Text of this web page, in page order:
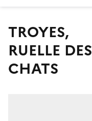
TROYES,
RUELLE DES
CHATS